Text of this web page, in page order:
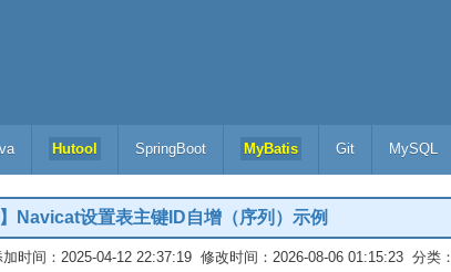
Hutool SpringBoot MyBatis Git MySQL
Navicat设置表主键ID自增（序列）示例
时间：2025-04-12 22:37:19 修改时间：2026-08-06 01:15:23 分类：